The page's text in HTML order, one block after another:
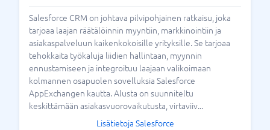
Salesforce CRM on johtava pilvipohjainen ratkaisu, joka
tarjoaa laajan räätälöinnin myyntiin, markkinointiin ja
asiakaspalveluun kaikenkokoisille yrityksille. Se tarjoaa
tehokkaita työkaluja liidien hallintaan, myynnin
ennustamiseen ja integroituu laajaan valikoimaan
kolmannen osapuolen sovelluksia Salesforce
AppExchangen kautta. Alusta on suunniteltu
keskittämään asiakasvuorovaikutusta, virtaviiv...
Lisätietoja Salesforce